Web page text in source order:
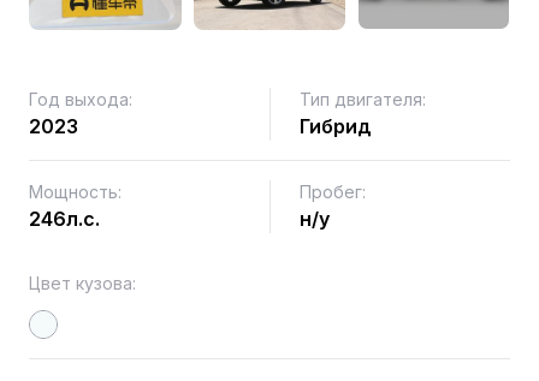
Год выхода:
2023
Тип двигателя:
Гибрид
Мощность:
246л.с.
Пробег:
н/у
Цвет кузова: